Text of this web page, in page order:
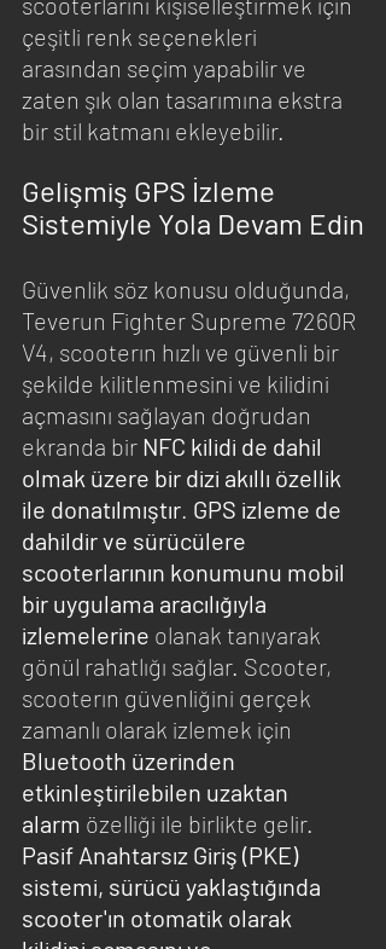
çeşitli renk seçenekleri
arasından seçim yapabilir ve
zaten şık olan tasarımına ekstra
bir stil katmanı ekleyebilir.
Gelişmiş GPS İzleme
Sistemiyle Yola Devam Edin
Güvenlik söz konusu olduğunda,
Teverun Fighter Supreme 7260R
V4, scooterın hızlı ve güvenli bir
şekilde kilitlenmesini ve kilidini
açmasını sağlayan doğrudan
ekranda bir NFC kilidi de dahil
olmak üzere bir dizi akıllı özellik
ile donatılmıştır. GPS izleme de
dahildir ve sürücülere
scooterlarının konumunu mobil
bir uygulama aracılığıyla
izlemelerine olanak tanıyarak
gönül rahatlığı sağlar. Scooter,
scooterın güvenliğini gerçek
zamanlı olarak izlemek için
Bluetooth üzerinden
etkinleştirilebilen uzaktan
alarm özelliği ile birlikte gelir.
Pasif Anahtarsız Giriş (PKE)
sistemi, sürücü yaklaştığında
scooter'ın otomatik olarak